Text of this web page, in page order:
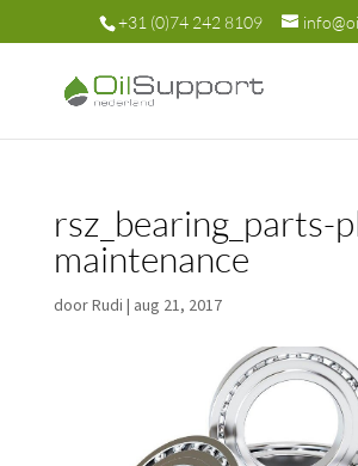
+31 (0)74 242 8109
rsz_bearing_parts-
maintenance
doorRudi | aug 21, 2017